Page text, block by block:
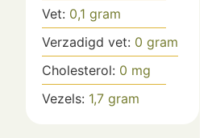
Vet: 0,1 gram
Verzadigd vet: 0 gram
Cholesterol: 0 mg
Vezels: 1,7 gram